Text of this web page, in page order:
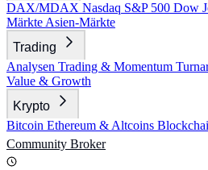
DAX/MDAX Nasdaq S&P 500 Dow
Märkte Asien-Märkte
Trading
Analysen Trading & Momentum
Value & Growth
Krypto
Bitcoin Ethereum & Altcoins
Community Broker